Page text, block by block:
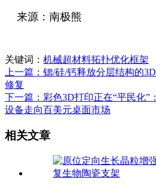
来源：南极熊
关键词： 机械超材料拓扑优化框架
上一篇：锶/硅/钙释放分层结构的
修复
下一篇：彩色3D打印正在“平民化”
设备走向百美元桌面市场
相关文章